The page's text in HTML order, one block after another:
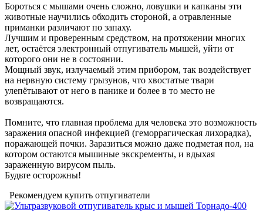
Бороться с мышами очень сложно, ловушки и капканы эти
животные научились обходить стороной, а отравленные
приманки различают по запаху.
Лучшим и проверенным средством, на протяжении многих
лет, остаётся электронный отпугиватель мышей, уйти от
которого они не в состоянии.
Мощный звук, излучаемый этим прибором, так воздействует
на нервную систему грызунов, что хвостатые твари
улепётывают от него в панике и более в то место не
возвращаются.
Помните, что главная проблема для человека это возможность
заражения опасной инфекцией (геморрагическая лихорадка),
поражающей почки. Заразиться можно даже подметая пол, на
котором остаются мышиные экскременты, и вдыхая
зараженную вирусом пыль.
Будьте осторожны!
Рекомендуем купить отпугиватели